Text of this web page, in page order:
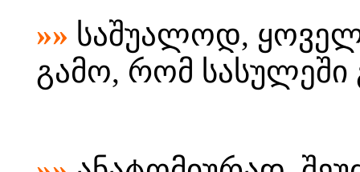
»» საშუალოდ,
გამო, რომ სასულეში